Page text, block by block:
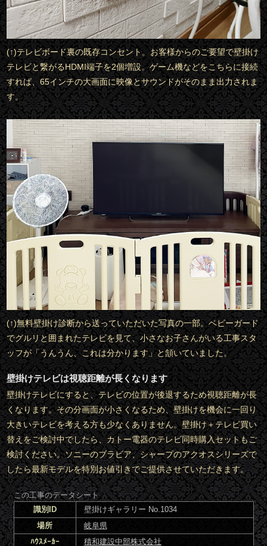
(↑)テレビボード裏の既存コンセント。お客様からのご要望で壁掛け
テレビと繋がるHDMI端子を2個増設。ゲーム機などをこちらに接続
すれば、65インチの大画面に映像とサウンドがそのまま出力されま
す。
(↑)無料壁掛け診断から送っていただいた写真の一部。ベビーガード
でグルリと囲まれたテレビを見て、小さなお子さんがいる工事スタ
ッフが「うんうん、これは分かります」と頷いていました。
壁掛けテレビは視聴距離が長くなります
壁掛けテレビにすると、テレビの位置が後退するため視聴距離が長
くなります。その分画面が小さくなるため、壁掛けを機会に一回り
大きいテレビを考える方も少なくありません。壁掛け＋テレビ買い
替えをご検討中でしたら、カトー電器のテレビ同時購入セットもご
検討ください。ソニーのブラビア、シャープのアクオスシリーズで
したら最新モデルを特別お値引きでご提供させていただきます。
この工事のデータシート
識別ID
壁掛けギャラリー No.1034
場所
岐阜県
ﾊｳｽﾒｰｶｰ
積和建設中部株式会社